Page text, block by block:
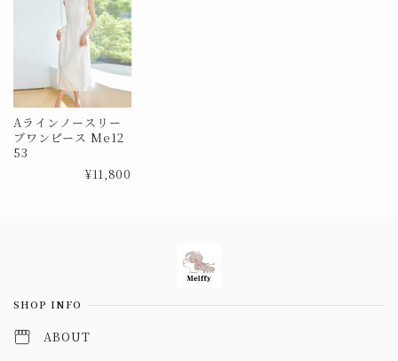
Aラインノースリー
ブワンピース Me12
53
¥11,800
SHOP INFO
ABOUT